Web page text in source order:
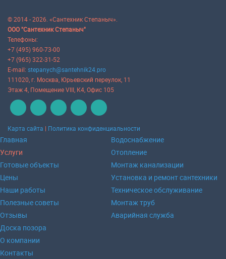
© 2014 - 2026. «Сантехник Степаныч».
ООО "Сантехник Степаныч"
Телефоны:
+7 (495) 960-73-00
+7 (965) 322-31-52
E-mail: stepanych@santehnik24.pro
111020 , г. Москва Юрьевский переулок, 11
Этаж 4, Помещение VIII, К4, Офис 105
Карта сайта | Политика конфиденциальности
Главная
Услуги
Готовые объекты
Цены
Наши работы
Полезные советы
Отзывы
Доска позора
О компании
Контакты
Водоснабжение
Отопление
Монтаж канализации
Установка и ремонт сантехники
Техническое обслуживание
Монтаж труб
Аварийная служба